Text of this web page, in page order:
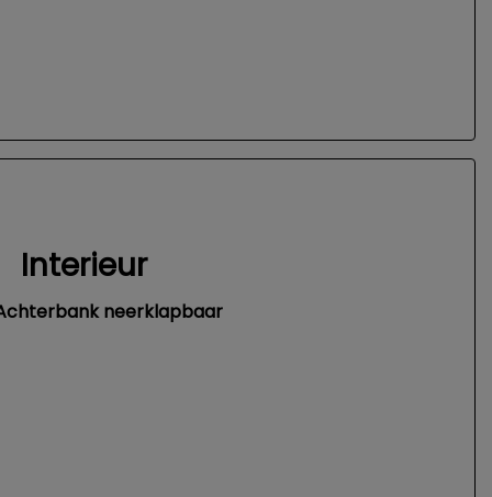
Interieur
neerklapbaar